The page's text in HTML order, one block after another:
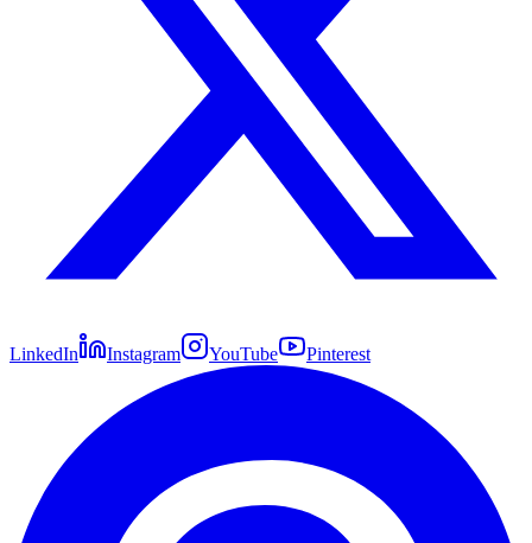
LinkedIn Instagram YouTube Pinterest